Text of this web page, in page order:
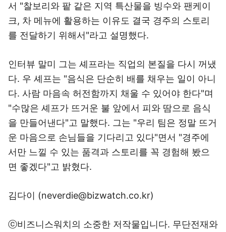
서 "찰보리와 팥 같은 지역 특산물을 빙수와 팬케이
크, 차 메뉴에 활용하는 이유도 결국 경주의 스토리
를 전달하기 위해서"라고 설명했다.
인터뷰 말미 그는 셰프라는 직업의 본질을 다시 꺼냈
다. 우 셰프는 "음식은 단순히 배를 채우는 일이 아니
다. 사람 마음속 허전함까지 채울 수 있어야 한다"며
"수많은 셰프가 뜨거운 불 앞에서 피와 땀으로 음식
을 만들어낸다"고 말했다. 그는 "우리 팀은 정말 뜨거
운 마음으로 손님들을 기다리고 있다"면서 "경주에
서만 느낄 수 있는 품격과 스토리를 꼭 경험해 봤으
면 좋겠다"고 밝혔다.
김다이 (neverdie@bizwatch.co.kr)
ⓒ비즈니스워치의 소중한 저작물입니다. 무단전재와